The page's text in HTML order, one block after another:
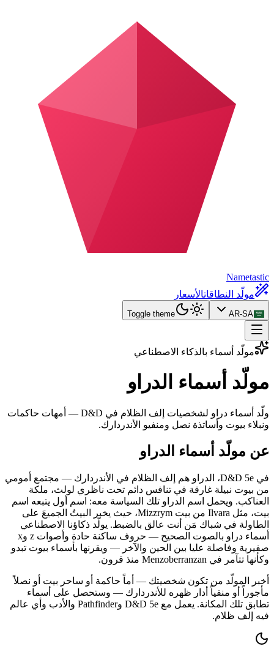
Nametastic
مولّد النطاقاتالأسعار
AR-SA
Toggle theme
مولّد أسماء بالذكاء الاصطناعي
مولّد أسماء الدراو
ولّد أسماء دراو لشخصيات إلف الظلام في D&D — أمهات حاكمات
ونبلاء بيوت وأساتذة نصل ومنفيو الأندردارك.
عن مولّد أسماء الدراو
في D&D 5e، الدراو هم إلف الظلام في الأندردارك — مجتمع أمومي
من بيوت نبيلة غارقة في تنافس دائم تحت ناظري لولث، ملكة
العناكب. ويحمل اسم الدراو تلك السياسة معه: اسم أول يتبعه اسم
بيت، مثل Ilvara من بيت Mizzrym، حيث يخبر البيتُ الجميعَ على
الطاولة في شباك مَن أنت عالق بالضبط. يولّد ذكاؤنا الاصطناعي
أسماء دراو بالصوت الصحيح — حروف ساكنة حادة وأصوات z وx
صفيرية وفاصلة عليا بين الحين والآخر — ويقرنها بأسماء بيوت تبدو
وكأنها تتآمر في Menzoberranzan منذ قرون.
أخبر المولّد من تكون شخصيتك — أماً حاكمة أو ساحر بيت أو نصلاً
مأجوراً أو منفياً أدار ظهره للأندردارك — وستحصل على أسماء
تطابق تلك المكانة. يعمل مع D&D 5e وPathfinder والأدب وأي عالم
فيه إلف ظلام.